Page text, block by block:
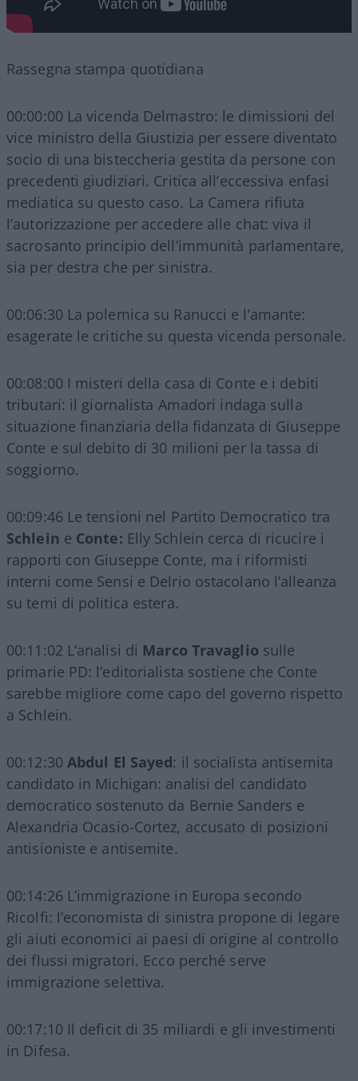
Rassegna stampa quotidiana
00:00:00 La vicenda Delmastro: le dimissioni del
vice ministro della Giustizia per essere diventato
socio di una bisteccheria gestita da persone con
precedenti giudiziari. Critica all’eccessiva enfasi
mediatica su questo caso. La Camera rifiuta
l’autorizzazione per accedere alle chat: viva il
sacrosanto principio dell’immunità parlamentare,
sia per destra che per sinistra.
00:06:30 La polemica su Ranucci e l’amante:
esagerate le critiche su questa vicenda personale.
00:08:00 I misteri della casa di Conte e i debiti
tributari: il giornalista Amadori indaga sulla
situazione finanziaria della fidanzata di Giuseppe
Conte e sul debito di 30 milioni per la tassa di
soggiorno.
00:09:46 Le tensioni nel Partito Democratico tra
Schlein e Conte: Elly Schlein cerca di ricucire i
rapporti con Giuseppe Conte, ma i riformisti
interni come Sensi e Delrio ostacolano l’alleanza
su temi di politica estera.
00:11:02 L’analisi di Marco Travaglio sulle
primarie PD: l’editorialista sostiene che Conte
sarebbe migliore come capo del governo rispetto
a Schlein.
00:12:30 Abdul El Sayed: il socialista antisemita
candidato in Michigan: analisi del candidato
democratico sostenuto da Bernie Sanders e
Alexandria Ocasio-Cortez, accusato di posizioni
antisioniste e antisemite.
00:14:26 L’immigrazione in Europa secondo
Ricolfi: l’economista di sinistra propone di legare
gli aiuti economici ai paesi di origine al controllo
dei flussi migratori. Ecco perché serve
immigrazione selettiva.
00:17:10 Il deficit di 35 miliardi e gli investimenti
in Difesa.